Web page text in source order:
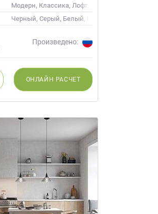
Модерн, Классика, Лофт, Скандинавский,
Черный, Серый, Белый, Коричневый
Произведено:
ОНЛАЙН РАСЧЕТ